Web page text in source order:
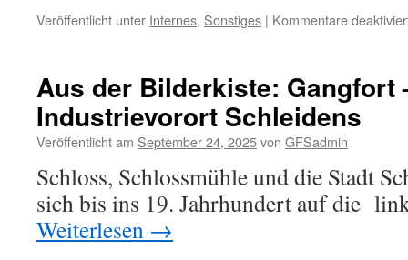
Veröffentlicht unter Internes, Sonstiges | Kommentare
Aus der Bilderkiste: Gangfort
Industrievorort Schleidens
Veröffentlicht am September 24, 2025von GFSadmin
Schloss, Schlossmühle und die Stadt
sich bis ins 19. Jahrhundert auf die
Weiterlesen →